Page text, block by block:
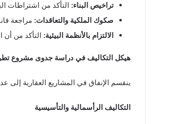
تراخيص البناء: التأكد من اشتراطات
صكوك الملكية والتعاقدات: مراجعة
الالتزام بالأنظمة البيئية: التأكد من أن
هيكل التكاليف في دراسة جدوى مشروع
ينقسم الإنفاق في المشاريع العقارية إلى
التكاليف الرأسمالية والتأسيسية